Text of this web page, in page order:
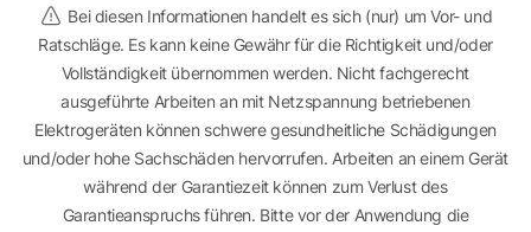
Bei diesen Informationen handelt es sich (nur) um Vor- und
Ratschläge. Es kann keine Gewähr für die Richtigkeit und/oder
Vollständigkeit übernommen werden. Nicht fachgerecht
ausgeführte Arbeiten an mit Netzspannung betriebenen
Elektrogeräten können schwere gesundheitliche Schädigungen
und/oder hohe Sachschäden hervorrufen. Arbeiten an einem Gerät
während der Garantiezeit können zum Verlust des
Garantieanspruchs führen. Bitte vor der Anwendung die